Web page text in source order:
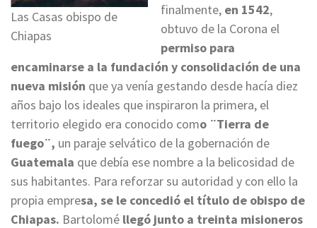
Las Casas obispo de
Chiapas
finalmente, en 1542,
obtuvo de la Corona el
permiso para
encaminarse a la fundación y consolidación de una
nueva misión que ya venía gestando desde hacía diez
años bajo los ideales que inspiraron la primera, el
territorio elegido era conocido como ¨Tierra de
fuego¨, un paraje selvático de la gobernación de
Guatemala que debía ese nombre a la belicosidad de
sus habitantes. Para reforzar su autoridad y con ello la
propia empresa, se le concedió el título de obispo de
Chiapas. Bartolomé llegó junto a treinta misioneros